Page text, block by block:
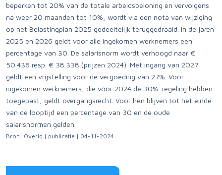
beperken tot 20% van de totale arbeidsbeloning en vervolgens
na weer 20 maanden tot 10%, wordt via een nota van wijziging
op het Belastingplan 2025 gedeeltelijk teruggedraaid. In de jaren
2025 en 2026 geldt voor alle ingekomen werknemers een
percentage van 30. De salarisnorm wordt verhoogd naar €
50.436 resp. € 38.338 (prijzen 2024). Met ingang van 2027
geldt een vrijstelling voor de vergoeding van 27%. Voor
ingekomen werknemers, die vóór 2024 de 30%-regeling hebben
toegepast, geldt overgangsrecht. Voor hen blijven tot het einde
van de looptijd een percentage van 30 en de oude
salarisnormen gelden.
Bron: Overig | publicatie | 04-11-2024